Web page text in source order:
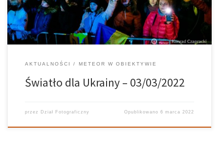
[…]
AKTUALNOŚCI METEOR W OBIEKTYWIE
Światło dla Ukrainy – 03/03/2022
przez Dział Fotograficzny Opublikowano6 marca 2022